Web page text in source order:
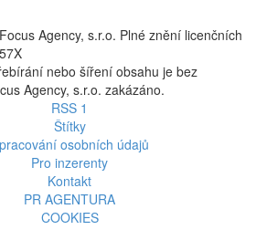
Agency, s.r.o. Plné znění licenčních
nebo šíření obsahu je bez
Agency, s.r.o. zakázáno.
RSS 1
Štítky
osobních údajů
Pro inzerenty
Kontakt
PR AGENTURA
COOKIES